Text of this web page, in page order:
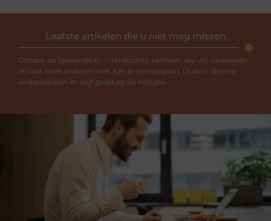
Laatste artikelen die u niet mag missen
Ontdek de boeiende en interessante verhalen die wij aanbieden
en laat onze artikelen niet aan je voorbijgaan. Duik in diverse
onderwerpen en blijf goed op de hoogte.